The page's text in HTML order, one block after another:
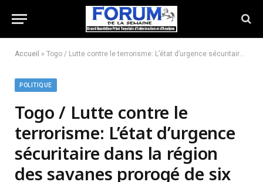
Accueil » Togo / Lutte contre le terrorisme: L’état d’urgence sécuritaire dans la région des savanes prorogé de six (6) mois
POLITIQUE
Togo / Lutte contre le
terrorisme: L’état d’urgence
sécuritaire dans la région
des savanes prorogé de six